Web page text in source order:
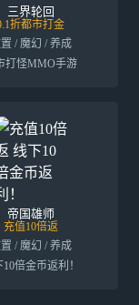
三界轮回
折都市打金
/ 魔幻 / 养成
打怪MMO手游
帝国雄师
充值10倍返
/ 魔幻 / 养成
倍金币返利！